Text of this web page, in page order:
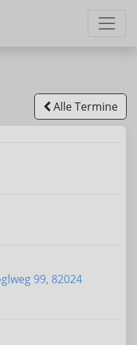
Alle Termine
99, 82024